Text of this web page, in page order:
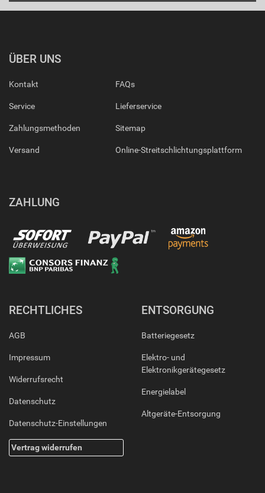
ÜBER UNS
Kontakt
Service
Zahlungsmethoden
Versand
FAQs
Lieferservice
Sitemap
Online-Streitschlichtungsplattform
ZAHLUNG
RECHTLICHES
AGB
Impressum
Widerrufsrecht
Datenschutz
Datenschutz-Einstellungen
Vertrag widerrufen
ENTSORGUNG
Batteriegesetz
Elektro- und
Elektronikgerätegesetz
Energielabel
Altgeräte-Entsorgung